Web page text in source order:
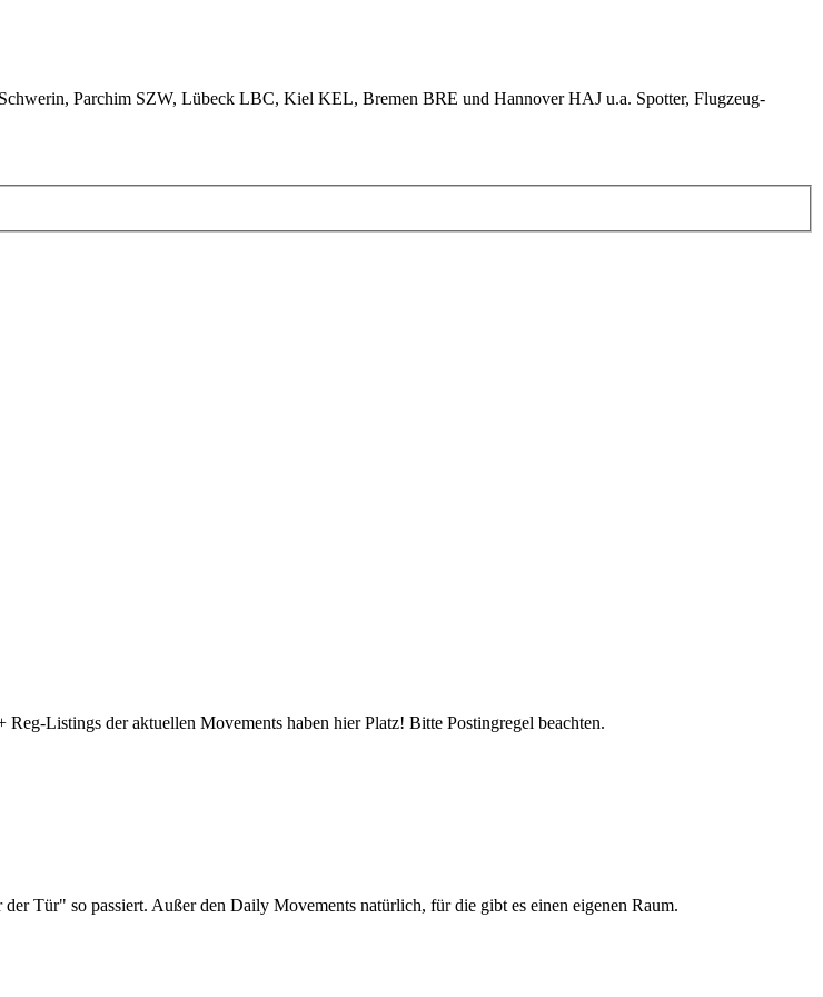
Parchim SZW, Lübeck LBC, Kiel KEL, Bremen BRE und Hannover HAJ u.a. Spotter, Flugzeug-
Listings der aktuellen Movements haben hier Platz! Bitte Postingregel beachten.
Tür" so passiert. Außer den Daily Movements natürlich, für die gibt es einen eigenen Raum.